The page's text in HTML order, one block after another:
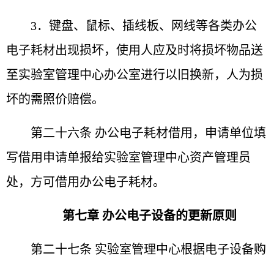
3．键盘、鼠标、插线板、网线等各类办公
电子耗材出现损坏，使用人应及时将损坏物品送
至实验室管理中心办公室进行以旧换新，人为损
坏的需照价赔偿。
第二十六条 办公电子耗材借用，申请单位填
写借用申请单报给实验室管理中心资产管理员
处，方可借用办公电子耗材。
第七章 办公电子设备的更新原则
第二十七条 实验室管理中心根据电子设备购